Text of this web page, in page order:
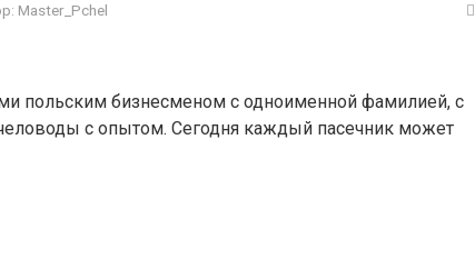
Master_Pchel
польским бизнесменом с одноименной фамилией, с
с опытом. Сегодня каждый пасечник может